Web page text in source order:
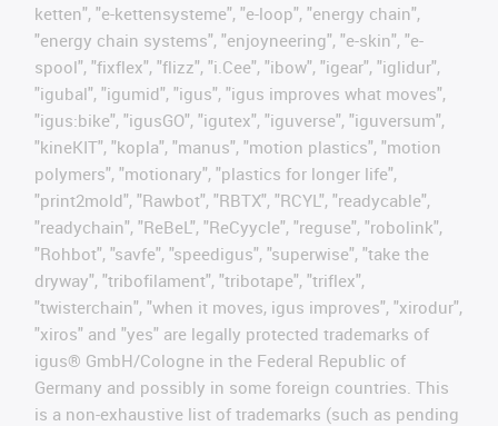
ketten", "e-kettensysteme", "e-loop", "energy chain",
"energy chain systems", "enjoyneering", "e-skin", "e-
spool", "fixflex", "flizz", "i.Cee", "ibow", "igear", "iglidur",
"igubal", "igumid", "igus", "igus improves what moves",
"igus:bike", "igusGO", "igutex", "iguverse", "iguversum",
"kineKIT", "kopla", "manus", "motion plastics", "motion
polymers", "motionary", "plastics for longer life",
"print2mold", "Rawbot", "RBTX", "RCYL", "readycable",
"readychain", "ReBeL", "ReCyycle", "reguse", "robolink",
"Rohbot", "savfe", "speedigus", "superwise", "take the
dryway", "tribofilament", "tribotape", "triflex",
"twisterchain", "when it moves, igus improves", "xirodur",
"xiros" and "yes" are legally protected trademarks of
igus® GmbH/Cologne in the Federal Republic of
Germany and possibly in some foreign countries. This
is a non-exhaustive list of trademarks (such as pending